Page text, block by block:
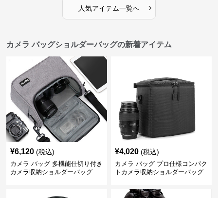
人気アイテム一覧へ ›
カメラ バッグショルダーバッグの新着アイテム
¥6,120 (税込)
カメラ バッグ 多機能仕切り付き
カメラ収納ショルダーバッグ
¥4,020 (税込)
カメラ バッグ プロ仕様コンパク
トカメラ収納ショルダーバッグ